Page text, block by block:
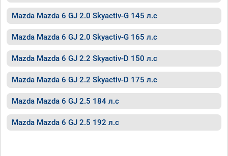
Mazda Mazda 6 GJ 2.0 Skyactiv-G 145 л.с
Mazda Mazda 6 GJ 2.0 Skyactiv-G 165 л.с
Mazda Mazda 6 GJ 2.2 Skyactiv-D 150 л.с
Mazda Mazda 6 GJ 2.2 Skyactiv-D 175 л.с
Mazda Mazda 6 GJ 2.5 184 л.с
Mazda Mazda 6 GJ 2.5 192 л.с